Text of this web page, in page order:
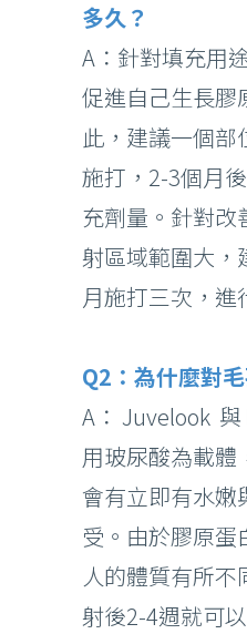
多久？
A：針對填充用
促進自己生長膠
此，建議一個
施打，2-3個月
充劑量。針對改
射區域範圍大，
月施打三次，進
Q2：為什麼對
A： Juvelook
用玻尿酸為載體
會有立即有水嫩
受。由於膠原蛋
人的體質有所
射後2-4週就可